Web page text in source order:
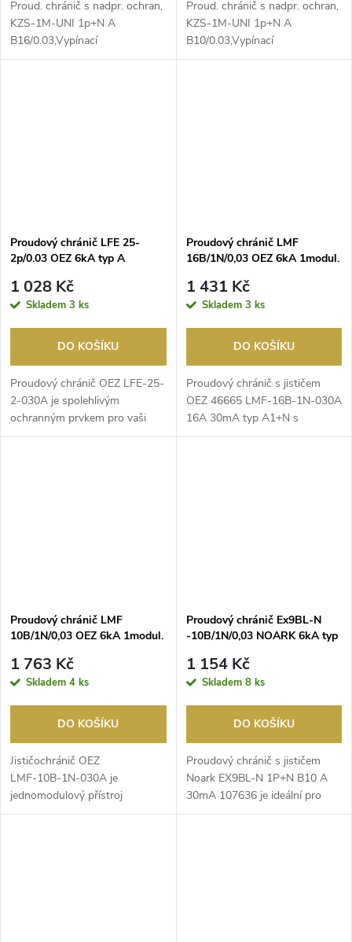
Proud. chránič s ​nadpr. ochran,
KZS-1M-UNI 1p+N A ​
B16/0.03,Vypínací
charakteristika: B, Počet pólů...
Proud. chránič s ​nadpr. ochran,
KZS-1M-UNI 1p+N A ​
B10/0.03,Vypínací
charakteristika: B, Počet pólů...
Proudový chránič LFE 25-
2p/0.03 OEZ 6kA typ A
1 028 Kč
Skladem 3 ks
DO KOŠÍKU
Proudový chránič OEZ LFE-25-
2-030A je spolehlivým
ochranným prvkem pro vaši
elektroinstalaci. S ​di...
Proudový chránič LMF
16B/1N/0,03 OEZ 6kA 1modul.
1 431 Kč
Skladem 3 ks
DO KOŠÍKU
Proudový chránič s ​jističem
OEZ 46665 LMF-16B-1N-030A
16A 30mA typ A1+N s ​
nadproudovou ochranou (...
Proudový chránič LMF
10B/1N/0,03 OEZ 6kA 1modul.
1 763 Kč
Skladem 4 ks
DO KOŠÍKU
Jističochránič OEZ
LMF‑10B‑1N‑030A je
jednomodulový přístroj
kombinující proudový chránič s ​
Proudový chránič Ex9BL-N
-10B/1N/0,03 NOARK 6kA typ
1 154 Kč
Skladem 8 ks
DO KOŠÍKU
Proudový chránič s ​jističem
Noark EX9BL-N 1P+N B10 A ​
30mA 107636 je ideální pro
ochranu elektrický...